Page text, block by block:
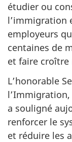
étudier ou
l’immigration
employeurs
centaines de
et faire croître
L’honorable
l’Immigration,
a souligné
renforcer le
et réduire les